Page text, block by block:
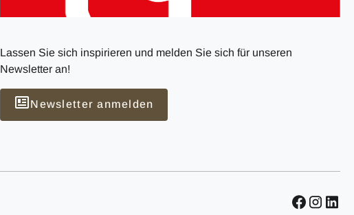
Lassen Sie sich inspirieren und melden Sie sich für unseren
Newsletter an!
Newsletter anmelden